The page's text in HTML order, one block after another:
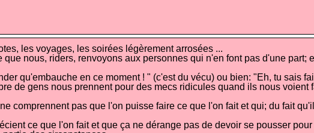
les voyages, les soirées légèrement arrosées ...
nous, riders, renvoyons aux personnes qui n'en font pas d'une part;
qu'embauche en ce moment ! " (c'est du vécu) ou bien: "Eh, tu sais
de gens nous prennent pour des mecs ridicules quand ils nous voient
comprennent pas que l'on puisse faire ce que l'on fait et qui; du fait
ce que l'on fait et que ça ne dérange pas de devoir se pousser